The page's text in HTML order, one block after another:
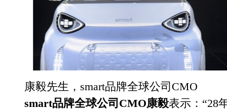
康毅先生，smart品牌全球公司CMO
smart品牌全球公司 CMO康毅表示：“28